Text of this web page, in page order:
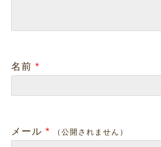
名前 *
メール * （公開されません）